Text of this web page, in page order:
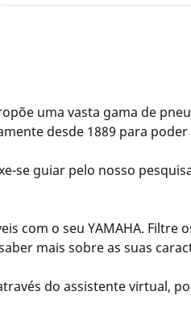
uma vasta gama de
desde 1889 para
se guiar pelo nosso
com o seu YAMAHA.
mais sobre as suas
do assistente virtual,